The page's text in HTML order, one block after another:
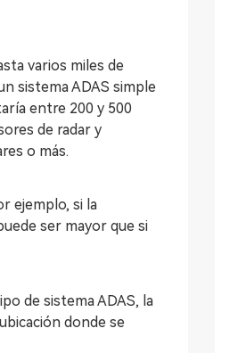
varios miles de
sistema ADAS simple
entre 200 y 500
de radar y
o más.
ejemplo, si la
ser mayor que si
de sistema ADAS, la
donde se